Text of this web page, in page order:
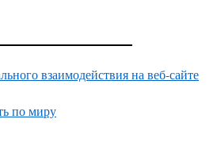
взаимодействия на веб-сайте
по миру